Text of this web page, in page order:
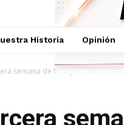
Historia Opinión
semana de festejos del Mes de